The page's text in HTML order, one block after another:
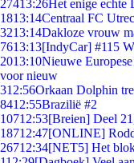
27413:26Het enige
1813:14Centraal FC
3213:14Dakloze vrouw
7613:13[IndyCar] #115
2013:10Nieuwe
voor nieuw
312:56Orkaan Dolphin
8412:55Brazilië #2
10712:53[Breien] Deel
18712:47[ONLINE]
26712:34[NET5] Het